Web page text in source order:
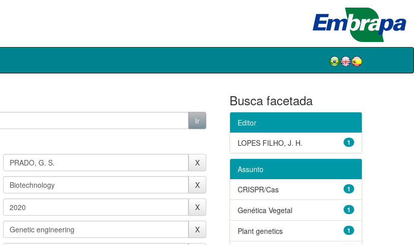
Busca facetada
Editor
1
LOPES FILHO, J. H.
Assunto
1
CRISPR/Cas
1
Genética Vegetal
1
Plant genetics